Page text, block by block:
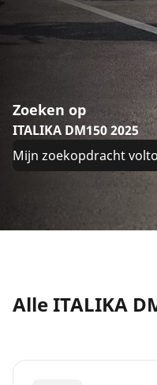
Zoeken op
ITALIKA DM150 2025
Mijn zoekopdracht
Alle ITALIKA